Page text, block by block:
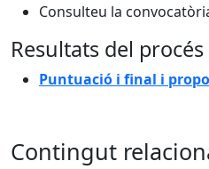
Consulteu la
Resultats del
Puntuació i final i
Contingut